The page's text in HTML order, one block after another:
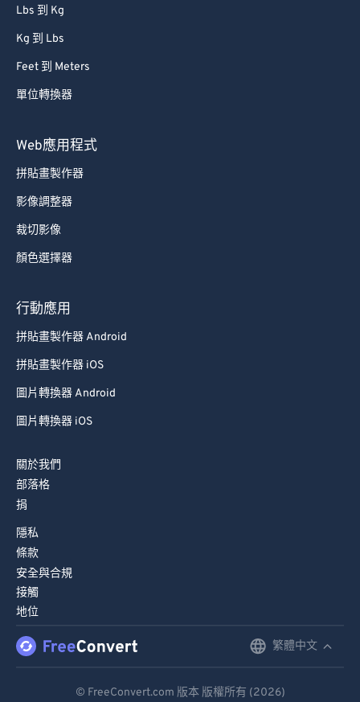
Lbs 到 Kg
Kg 到 Lbs
Feet 到 Meters
單位轉換器
Web應用程式
拼貼畫製作器
影像調整器
裁切影像
顏色選擇器
行動應用
拼貼畫製作器 Android
拼貼畫製作器 iOS
圖片轉換器 Android
圖片轉換器 iOS
關於我們
部落格
捐
隱私
條款
安全與合規
接觸
地位
繁體中文
© FreeConvert.com 版本 版權所有 (2026)